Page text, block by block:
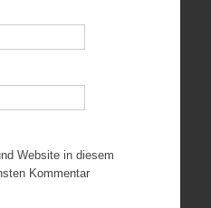
Website in diesem
Kommentar